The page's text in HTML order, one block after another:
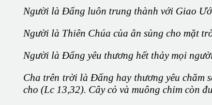
Người là Đấng luôn trung thành với Giao
Người là Thiên Chúa của ân sủng cho mặt
Người là Đấng yêu thương hết thảy mọi
Cha trên trời là Đấng hay thương yêu chăm
cho (Lc 13,32). Cây cỏ và muông chim còn